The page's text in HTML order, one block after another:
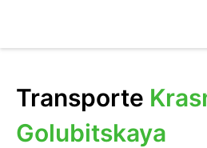
Transporte
Golubitskaya